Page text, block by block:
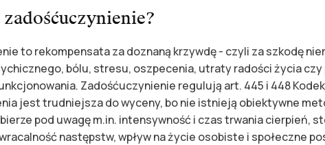
zadośćuczynienie?
to rekompensata za doznaną krzywdę - czyli za szkodę
bólu, stresu, oszpecenia, utraty radości życia
Zadośćuczynienie regulują art. 445 i 448
jest trudniejsza do wyceny, bo nie istnieją obiektywne
pod uwagę m.in. intensywność i czas trwania cierpień,
następstw, wpływ na życie osobiste i społeczne